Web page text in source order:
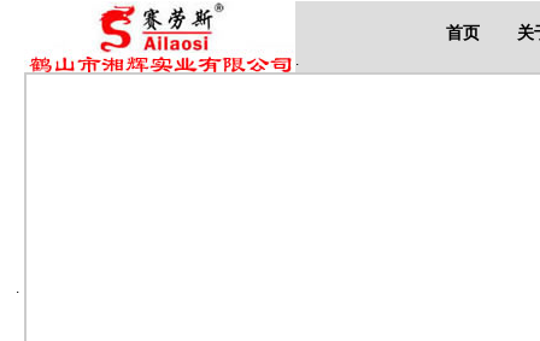
.
首页 关
.